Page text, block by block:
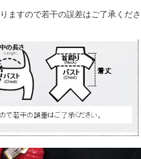
ますので若干の誤差はご了承くださ